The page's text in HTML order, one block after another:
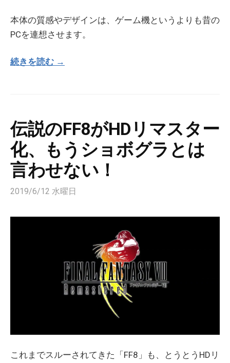
本体の質感やデザインは、ゲーム機というよりも昔の
PCを連想させます。
続きを読む →
伝説のFF8がHDリマスター
化、もうショボグラとは
言わせない！
2019/6/12 水曜日
これまでスルーされてきた「FF8」も、とうとうHDリ